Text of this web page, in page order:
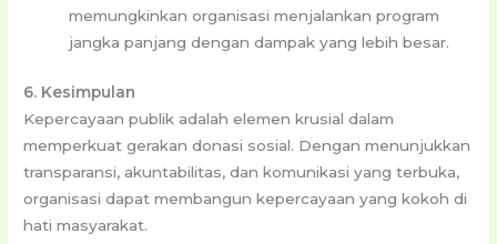
memungkinkan organisasi menjalankan program
jangka panjang dengan dampak yang lebih besar.
6. Kesimpulan
Kepercayaan publik adalah elemen krusial dalam
memperkuat gerakan donasi sosial. Dengan menunjukkan
transparansi, akuntabilitas, dan komunikasi yang terbuka,
organisasi dapat membangun kepercayaan yang kokoh di
hati masyarakat.